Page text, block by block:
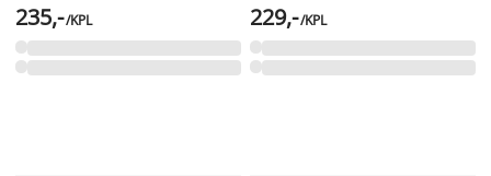
235,-/KPL 229,-/KPL